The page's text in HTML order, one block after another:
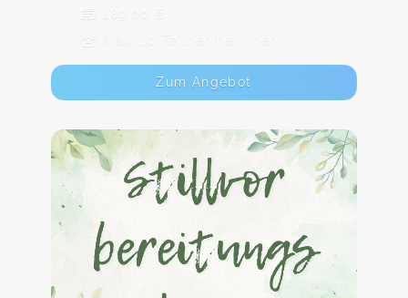
189,00 €
Max. 10 TeilnehmerInnen
Zum Angebot